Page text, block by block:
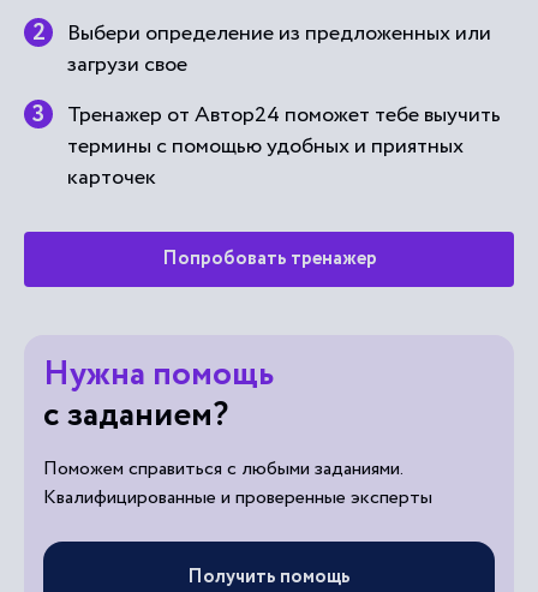
Выбери определение из предложенных или
загрузи свое
Тренажер от Автор24 поможет тебе выучить
термины с помощью удобных и приятных
карточек
Попробовать тренажер
Нужна помощь
с заданием?
Поможем справиться с любыми заданиями.
Квалифицированные и проверенные эксперты
Получить помощь